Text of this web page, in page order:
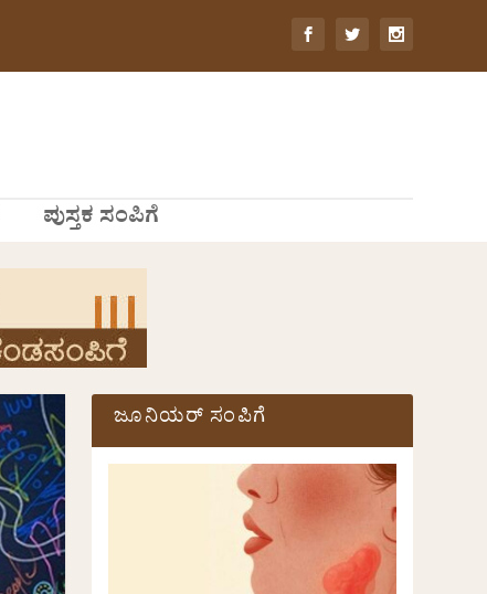
ಪುಸ್ತಕ ಸಂಪಿಗೆ
ಜೂನಿಯರ್ ಸಂಪಿಗೆ